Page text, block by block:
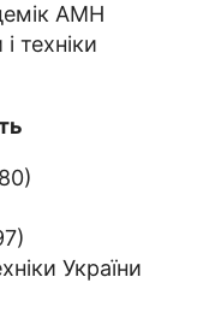
АМН
техніки
України